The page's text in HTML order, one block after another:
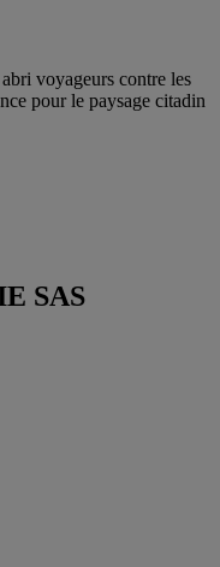
voyageurs contre les
pour le paysage citadin
SAS